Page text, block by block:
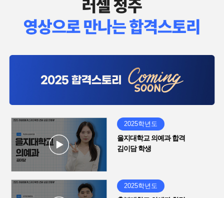
2025학년도
을지대학교 의예과 합격
김이담 학생
2025학년도